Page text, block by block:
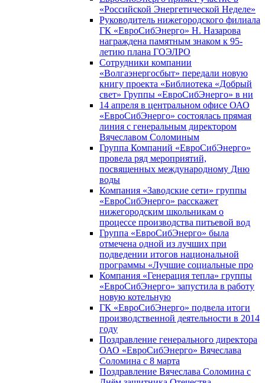
«Российской Энергетической Неделе»
Руководитель нижегородского филиала
ГК «ЕвроСибЭнерго» Н. Назарова
награждена памятным знаком к 95-
летию плана ГОЭЛРО
Сотрудники компании
«Волгаэнергосбыт» передали новую
книгу проекта «Библиотека «Добрый
свет» Группы «ЕвроСибЭнерго» в ни
14 апреля в центральном офисе ОАО
«ЕвроСибЭнерго» состоялась прямая
линия с генеральным директором
Вячеславом Соломиным
Группа Компаний «ЕвроСибЭнерго»
провела ряд мероприятий,
посвященных международному Дню
воды
Компания «Заводские сети» группы
«ЕвроСибЭнерго» расскажет
нижегородским школьникам о
процессе производства питьевой вод
Группа «ЕвроСибЭнерго» была
отмечена одной из лучших при
подведении итогов национальной
программы «Лучшие социальные про
Компания «Генерация тепла» группы
«ЕвроСибЭнерго» запустила в работу
новую котельную
ГК «ЕвроСибЭнерго» подвела итоги
производственной деятельности в 2014
году
Поздравление генерального директора
ОАО «ЕвроСибЭнерго» Вячеслава
Соломина с 8 марта
Поздравление Вячеслава Соломина с